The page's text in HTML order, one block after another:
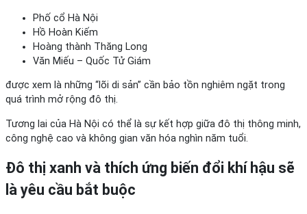
Phố cổ Hà Nội
Hồ Hoàn Kiếm
Hoàng thành Thăng Long
Văn Miếu – Quốc Tử Giám
được xem là những “lõi di sản” cần bảo tồn nghiêm ngặt trong
quá trình mở rộng đô thị.
Tương lai của Hà Nội có thể là sự kết hợp giữa đô thị thông minh,
công nghệ cao và không gian văn hóa nghìn năm tuổi.
Đô thị xanh và thích ứng biến đổi khí hậu sẽ
là yêu cầu bắt buộc